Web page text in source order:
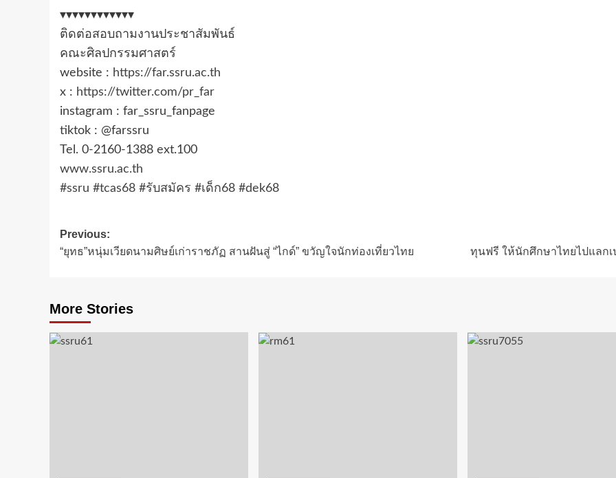
▾▾▾▾▾▾▾▾▾▾▾▾
ติดต่อสอบถามงานประชาสัมพันธ์
คณะศิลปกรรมศาสตร์
website : https://far.ssru.ac.th
x : https://twitter.com/pr_far
instagram : far_ssru_fanpage
tiktok : @farssru
Tel. 0-2160-1388 ext.100
www.ssru.ac.th
#ssru #tcas68 #รับสมัคร #เด็ก68 #dek68
Post
navigation
Previous:
“ยุทธ”หนุ่มเวียดนามศิษย์เก่าราชภัฏ สานฝันสู่ “ไกด์” ขวัญใจนักท่องเที่ยวไทย
ทุนฟรี ให้นักศึกษาไทยไปแลก
More Stories